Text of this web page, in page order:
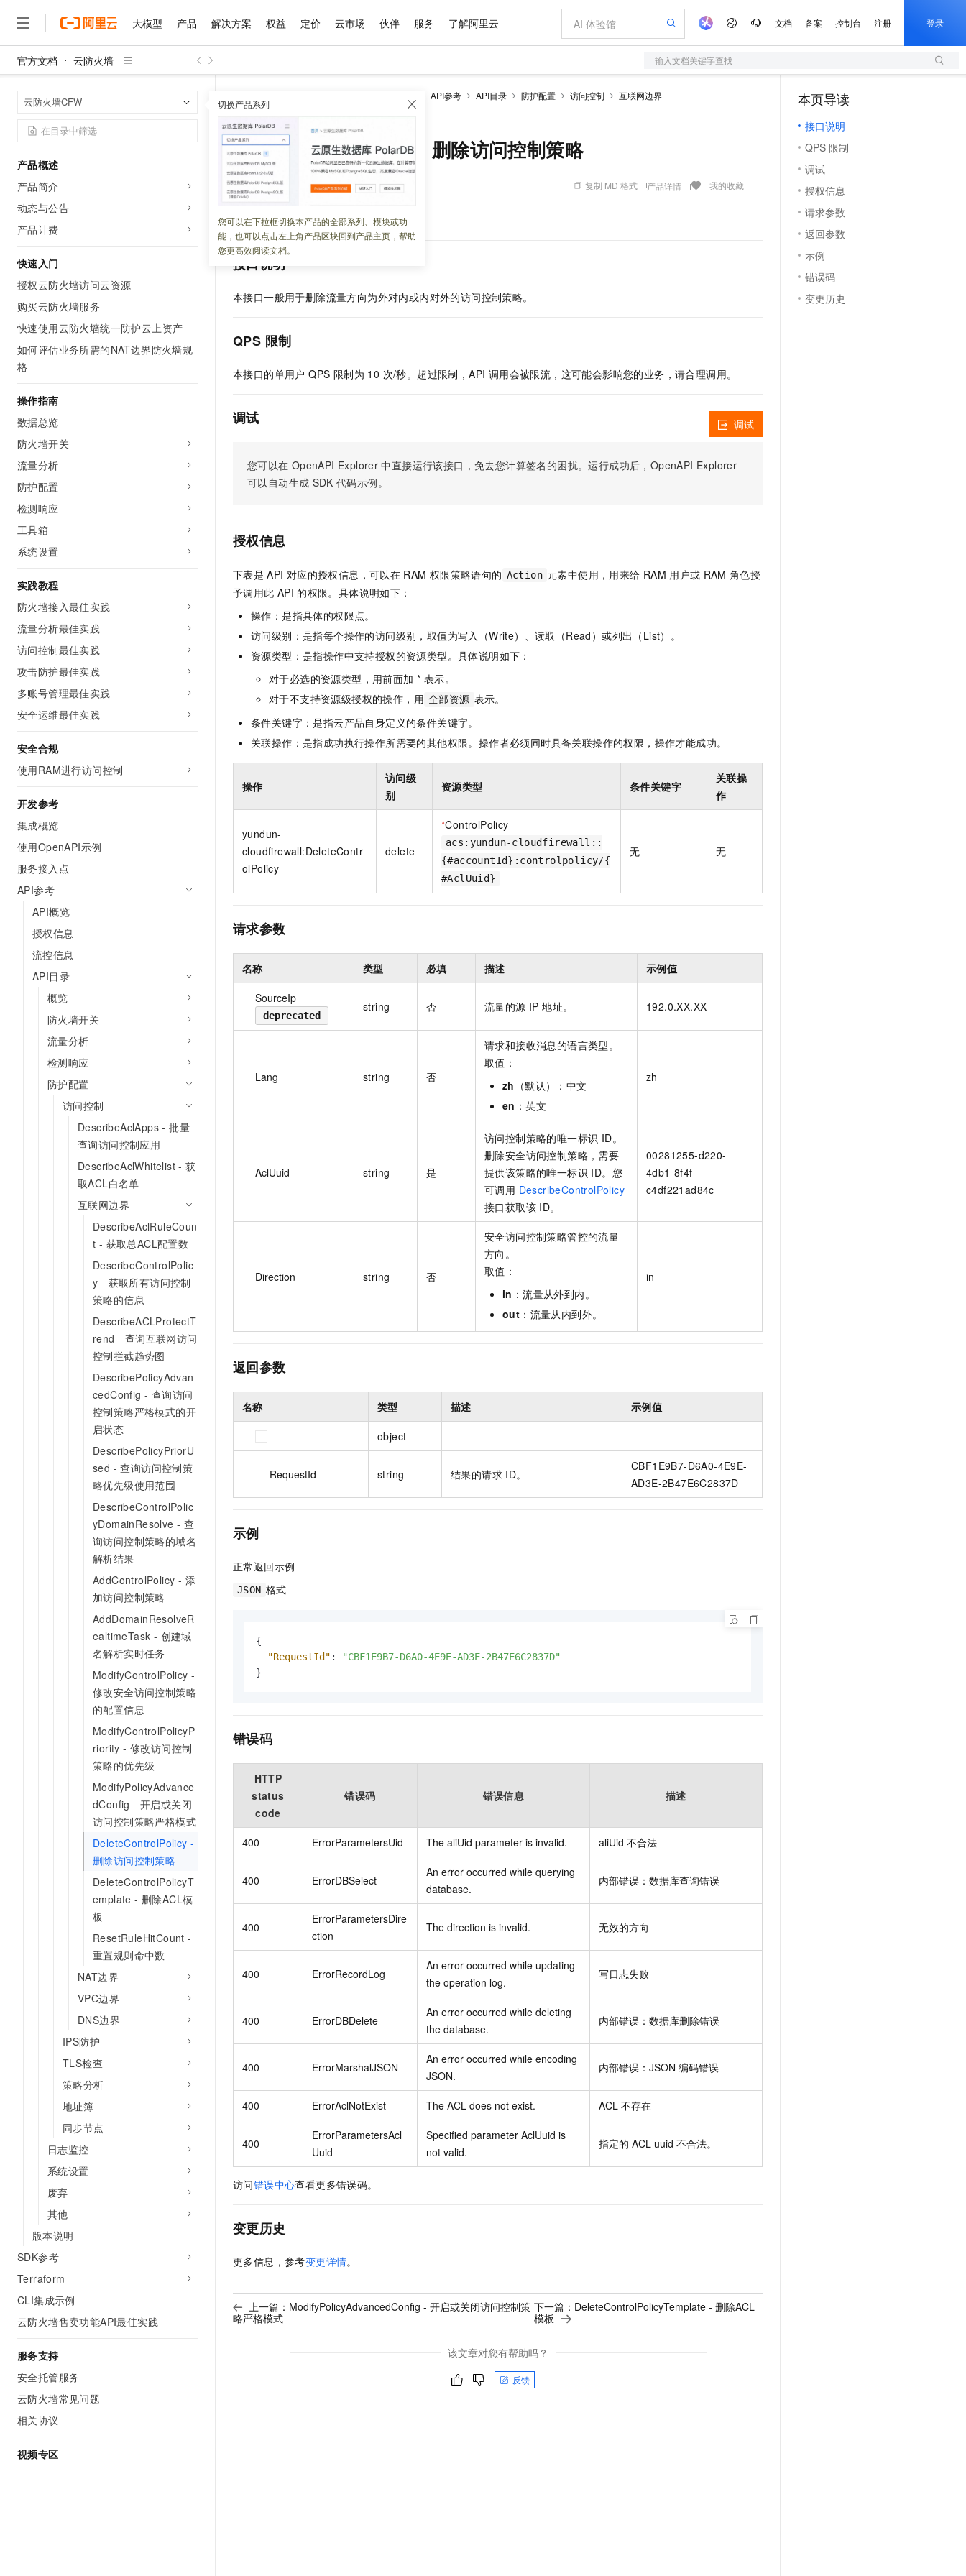
大模型 产品 解决方案 权益 定价 云市场 伙伴 服务 了解阿里云 文档 备案 控制台 注册 登录
官方文档 云防火墙 输入文档关键字查找
云防火墙CFW 切换产品系列
您可以在下拉框切换本产品的全部系列、模块或功
能，也可以点击左上角产品区块回到产品主页，帮助
您更高效阅读文档。
产品概述
产品简介
动态与公告
产品计费
快速入门
授权云防火墙访问云资源
购买云防火墙服务
快速使用云防火墙统一防护云上资产
如何评估业务所需的NAT边界防火墙规
格
操作指南
数据总览
防火墙开关
流量分析
防护配置
检测响应
工具箱
系统设置
实践教程
防火墙接入最佳实践
流量分析最佳实践
访问控制最佳实践
攻击防护最佳实践
多账号管理最佳实践
安全运维最佳实践
安全合规
使用RAM进行访问控制
开发参考
集成概览
使用OpenAPI示例
服务接入点
API参考
API概览
授权信息
流控信息
API目录
概览
防火墙开关
流量分析
检测响应
防护配置
访问控制
DescribeAclApps - 批量
查询访问控制应用
DescribeAclWhitelist - 获
取ACL白名单
互联网边界
DescribeAclRuleCoun
t - 获取总ACL配置数
DescribeControlPolic
y - 获取所有访问控制
策略的信息
DescribeACLProtectT
rend - 查询互联网访问
控制拦截趋势图
DescribePolicyAdvan
cedConfig - 查询访问
控制策略严格模式的开
启状态
DescribePolicyPriorU
sed - 查询访问控制策
略优先级使用范围
DescribeControlPolic
yDomainResolve - 查
询访问控制策略的域名
解析结果
AddControlPolicy - 添
加访问控制策略
AddDomainResolveR
ealtimeTask - 创建域
名解析实时任务
ModifyControlPolicy -
修改安全访问控制策略
的配置信息
ModifyControlPolicyP
riority - 修改访问控制
策略的优先级
ModifyPolicyAdvance
dConfig - 开启或关闭
访问控制策略严格模式
DeleteControlPolicy -
删除访问控制策略
DeleteControlPolicyT
emplate - 删除ACL模
板
ResetRuleHitCount -
重置规则命中数
NAT边界
VPC边界
DNS边界
IPS防护
TLS检查
策略分析
地址簿
同步节点
日志监控
系统设置
废弃
其他
版本说明
SDK参考
Terraform
CLI集成示例
云防火墙售卖功能API最佳实践
服务支持
安全托管服务
云防火墙常见问题
相关协议
视频专区
API参考 API目录 防护配置 访问控制
互联网边界
DeleteControlPolicy - 删除访问控制策略
DeleteControlPolicy - 删除访问控制策略
更新时间：2026-06-18 08:00:26 复制 MD 格式 产品详情 我的收藏
删除访问控制策略。
接口说明
本接口一般用于删除流量方向为外对内或内对外的访问控制策略。
QPS 限制
本接口的单用户 QPS 限制为 10 次/秒。超过限制，API 调用会被限流，这可能会影响您的业务，请合理调用。
调试
您可以在 OpenAPI Explorer 中直接运行该接口，免去您计算签名的困扰。运行成功后，OpenAPI Explorer
可以自动生成 SDK 代码示例。
调试
授权信息
下表是 API 对应的授权信息，可以在 RAM 权限策略语句的 Action 元素中使用，用来给 RAM 用户或 RAM 角色授
予调用此 API 的权限。具体说明如下：
操作：是指具体的权限点。
访问级别：是指每个操作的访问级别，取值为写入（Write）、读取（Read）或列出（List）。
资源类型：是指操作中支持授权的资源类型。具体说明如下：
对于必选的资源类型，用前面加 * 表示。
对于不支持资源级授权的操作，用 全部资源 表示。
条件关键字：是指云产品自身定义的条件关键字。
关联操作：是指成功执行操作所需要的其他权限。操作者必须同时具备关联操作的权限，操作才能成功。
操作
访问级
别
资源类型 条件关键字
关联操
作
yundun-
cloudfirewall:DeleteContr
olPolicy
delete
*ControlPolicy
acs:yundun-cloudfirewall::
{#accountId}:controlpolicy/{
#AclUuid}
无 无
请求参数
名称 类型 必填 描述 示例值
SourceIp
deprecated
string 否 流量的源 IP 地址。 192.0.XX.XX
Lang string 否
请求和接收消息的语言类型。
取值：
zh （默认）：中文
en ：英文
zh
AclUuid string 是
访问控制策略的唯一标识 ID。
删除安全访问控制策略，需要
提供该策略的唯一标识 ID。您
可调用 DescribeControlPolicy
接口获取该 ID。
00281255-d220-
4db1-8f4f-
c4df221ad84c
Direction string 否
安全访问控制策略管控的流量
方向。
取值：
in ：流量从外到内。
out ：流量从内到外。
in
返回参数
名称 类型 描述 示例值
object
RequestId string 结果的请求 ID。
CBF1E9B7-D6A0-4E9E-
AD3E-2B47E6C2837D
示例
正常返回示例
JSON 格式
{
"RequestId" :
"CBF1E9B7-D6A0-4E9E-AD3E-2B47E6C2837D"
}
错误码
HTTP
status
code
错误码 错误信息 描述
400 ErrorParametersUid The aliUid parameter is invalid. aliUid 不合法
400 ErrorDBSelect
An error occurred while querying
database.
内部错误：数据库查询错误
400
ErrorParametersDire
ction
The direction is invalid. 无效的方向
400 ErrorRecordLog
An error occurred while updating
the operation log.
写日志失败
400 ErrorDBDelete
An error occurred while deleting
the database.
内部错误：数据库删除错误
400 ErrorMarshalJSON
An error occurred while encoding
JSON.
内部错误：JSON 编码错误
400 ErrorAclNotExist The ACL does not exist. ACL 不存在
400
ErrorParametersAcl
Uuid
Specified parameter AclUuid is
not valid.
指定的 ACL uuid 不合法。
访问错误中心查看更多错误码。
变更历史
更多信息，参考变更详情。
上一篇： ModifyPolicyAdvancedConfig - 开启或关闭访问控制策
略严格模式
下一篇： DeleteControlPolicyTemplate - 删除ACL
模板
该文章对您有帮助吗？
反馈
本页导读
接口说明
QPS 限制
调试
授权信息
请求参数
返回参数
示例
错误码
变更历史
大模型
大模型服务平台百炼
大模型
文本生成
Qwen3.8-Max HOT
智能体时代全能旗舰模型
Qwen3.7-Plus
Kimi 最新旗舰模型，长程编程与推理利器
图片和视频生成 语音识别与合成
Qwen3-TTS-Flash
大模型服务
千问AI平台-Token Plan
千问AI平台-模型体验
在线体验全尺寸、多种模态的模型效果
AI 应用构建
大模型服务平台百炼-智能体
大模型原生应用
万有无界
大模型解决方案
依托云原生高可用架构,实现Dify私有化部署
10 分钟在聊天系统中增加一个 AI 助手 即刻拥有 DeepSeek-R1 满血版
产品
精选产品
人工智能与机器学习
存储
网络与CDN
安全
数据库
大数据计算
企业服务与云通信
域名与网站
开发工具
迁移与运维管理
专有云
精选产品
大模型服务平台百炼
大模型服务与应用平台
千问大模型
多元化、高性能、安全可靠的大模型服务
无影云电脑
随时随地安全接入的云上超级电脑
云解析DNS
面向分析的企业级SaaS模式云数据仓库
域名与网站
对象存储 OSS
一站式AI开发、训练和推理服务
Qoder CN
提供一站式管理容器应用的 K8s 服务
轻量应用服务器
数字证书管理服务（原SSL证书）
实现全站HTTPS，呈现可信的WEB访问
短信服务
大数据开发治理平台 DataWorks
解决方案
精选解决方案
AI
现代化应用
安全
网络
上云与迁云
企业出海
政企业务
精选解决方案
千问办公，解锁你的工作新方式
企业级Agent产品，直接交付可用成果
Agency Agents：拥有专属领域专家
多领域专家智能体,一键组建 AI 虚拟交付团队
HappyHorse 打造一站式影视创作平台
快速拥有专属 OpenClaw
睿译宝，AI翻译排版一步到位
GLM-5.2：长任务时代开源旗舰模型
自主进化，持久记忆，越用越聪明
Claude Code + GStack 打造工程团队
一句话生成原生可编辑精美 PPT 文稿
输入一句话想法, 轻松生成专业的 PPT
一键部署幻兽帕鲁游戏服务器
一键购买专属联机服务器，轻松开启游戏
漫剧工坊：一站式动画创作平台
快速生产连贯的高质量长漫剧
10 分钟搭建微信、支付宝小程序
高效部署网站，快速应用到小程序
权益 普惠上云
普惠上云 官方力荐
云服务器38元/年起，超值低价云产品抢先购
官方推荐返现计划
推荐新用户得奖励，单订单最高返9万
云工开物
高校专属算力普惠，学生认证享300元代金券
免费试用
最高领取价值200元试用点，立即开启云上创新
AI 产品 免费试用
1亿+ 大模型 tokens 和 30+ 款产品免费体验
140+云产品 免费试用
大模型ACA认证体验
AI 特惠
智启 AI 普惠权益
阿里云 OPC 创新助力计划
至高百万元 Token 补贴，加速一人公司成长
Qwen3.8-Max 首发尝鲜，限时加量 10 倍，夜间低至2折
千问办公，限时限量积分加倍
送.CN域名，送备案服务码
AI 场景体验
智能客服
AI 活动
AI 生产力先锋
先锋实践拓展 AI 生产力的边界
飞天发布时刻
所见，即是所愿
AI 实训营
从基础到进阶，Agent 创客手把手教你
创新加速
覆盖90%+业务场景，专享组合折扣价
定价 产品定价
了解云产品的定价详情
云上成本管理
管理和优化成本
价格计算器
自助选配和估算价格
价格优势
推动算力普惠，释放技术红利
配置报价器
阿里云 OPC 创新助力计划
Token 补贴，五大权
益加速 OPC 成功
云市场 精选商城
网站建设
多端小程序
Salesforce 国际版订阅
友盟天域
观测云
Tuya 物联网平台阿里云版
蓝凌 OA
电子合同
Tableau 订阅
AI空中课堂在线直播课堂（旗舰版）
生态解决方案
开发者生态解决方案
AI 开发和 AI 应用解决方案
数据与 API
数据集
身份实名认证
短信
OCR 文字识别
发票查验
快递物流查询
400电话
基础软件
Docker
SUSE
定制建站
建站系统
专业服务
公司注册
上云迁移
代维服务
伙伴 成为销售伙伴
分销伙伴
咨询伙伴
销售伙伴合作计划
Salesforce On Alibaba Cloud
Consulting Partner 合作计划
AI 大模型销售与服务生态合作计划
成为产品伙伴
产品生态集成认证中心
产品生态伙伴工作台
产品伙伴合作计划
数据库合作计划
服务伙伴合作计划
Al MaaS 服务伙伴赋能合作
伙伴信用分合作计划
更多支持
合作伙伴培训与认证
查询合作伙伴
登录合作伙伴管理后台
服务 售前咨询
在线服务
售后服务
自助服务
工单服务
短信专区
企业增值服务
企业支持计划
企业增值服务台
服务实践
阿里云认证 开发者社区
镜像站
我要反馈
我要建议
我要投诉
了解阿里云 为什么选择阿里云
什么是云计算
技术领先
稳定可靠
安全合规
分析师报告
研究报告与白皮书
云开发大赛
最佳实践
云上春晚
云栖战略参考
云上的中国
金融模力时刻
市场活动
活动全景
加入我们
校园招聘